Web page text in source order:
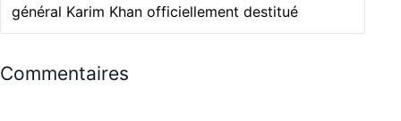
général Karim Khan officiellement destitué
Commentaires